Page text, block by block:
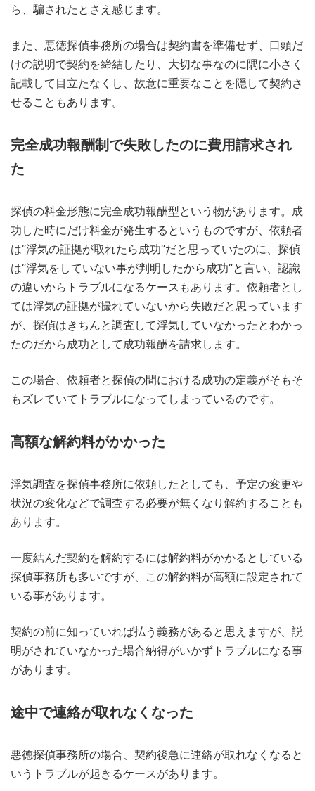
ら、騙されたとさえ感じます。
また、悪徳探偵事務所の場合は契約書を準備せず、口頭だ
けの説明で契約を締結したり、大切な事なのに隅に小さく
記載して目立たなくし、故意に重要なことを隠して契約さ
せることもあります。
完全成功報酬制で失敗したのに費用請求され
た
探偵の料金形態に完全成功報酬型という物があります。成
功した時にだけ料金が発生するというものですが、依頼者
は“浮気の証拠が取れたら成功”だと思っていたのに、探偵
は“浮気をしていない事が判明したから成功”と言い、認識
の違いからトラブルになるケースもあります。依頼者とし
ては浮気の証拠が撮れていないから失敗だと思っています
が、探偵はきちんと調査して浮気していなかったとわかっ
たのだから成功として成功報酬を請求します。
この場合、依頼者と探偵の間における成功の定義がそもそ
もズレていてトラブルになってしまっているのです。
高額な解約料がかかった
浮気調査を探偵事務所に依頼したとしても、予定の変更や
状況の変化などで調査する必要が無くなり解約することも
あります。
一度結んだ契約を解約するには解約料がかかるとしている
探偵事務所も多いですが、この解約料が高額に設定されて
いる事があります。
契約の前に知っていれば払う義務があると思えますが、説
明がされていなかった場合納得がいかずトラブルになる事
があります。
途中で連絡が取れなくなった
悪徳探偵事務所の場合、契約後急に連絡が取れなくなると
いうトラブルが起きるケースがあります。